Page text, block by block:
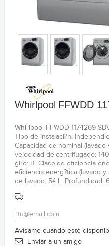
Whirlpool FFWDD
Whirlpool FFWDD 1174269
Tipo de instalaci?n:
Capacidad de nominal (lavado
velocidad de centrifugado:
giro: B. Clase de eficiencia
eficiencia energ?tica (lavado
de lavado: 54 L. Profundidad:
Avísame cuando esté
Enviar a un amigo